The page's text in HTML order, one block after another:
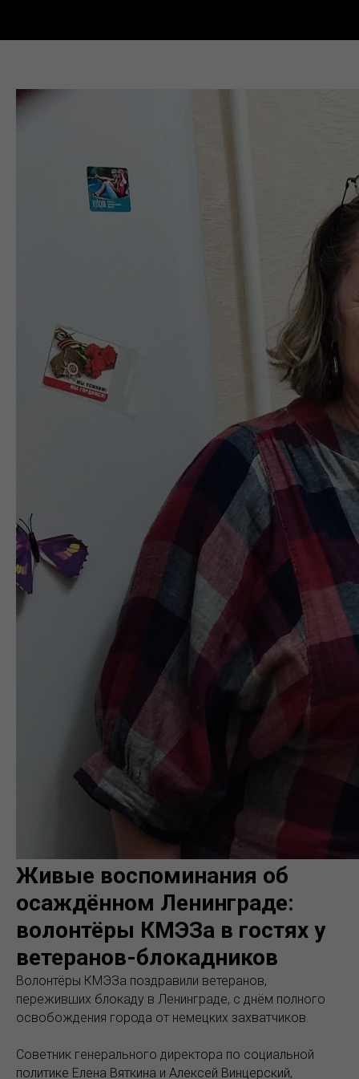
Живые воспоминания об
осаждённом Ленинграде:
волонтёры КМЭЗа в гостях у
ветеранов-блокадников
Волонтёры КМЭЗа поздравили ветеранов,
переживших блокаду в Ленинграде, с днём полного
освобождения города от немецких захватчиков.
Советник генерального директора по социальной
политике Елена Вяткина и Алексей Винцерский,